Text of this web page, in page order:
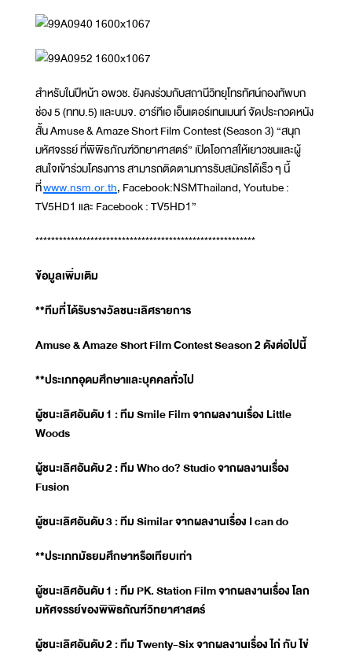
สำหรับในปีหน้า อพวช. ยังคงร่วมกับสถานีวิทยุโทรทัศน์กองทัพบก
ช่อง 5 (ททบ.5) และบมจ. อาร์ทีเอ เอ็นเตอร์เทนเมนท์ จัดประกวดหนัง
สั้น Amuse & Amaze Short Film Contest (Season 3) “สนุก
มหัศจรรย์ ที่พิพิธภัณฑ์วิทยาศาสตร์” เปิดโอกาสให้เยาวชนและผู้
สนใจเข้าร่วมโครงการ สามารถติดตามการรับสมัครได้เร็ว ๆ นี้
ที่www.nsm.or.th, Facebook:NSMThailand, Youtube :
TV5HD1 และ Facebook : TV5HD1”
********************************************************
ข้อมูลเพิ่มเติม
**ทีมที่ได้รับรางวัลชนะเลิศรายการ
Amuse & Amaze Short Film Contest Season 2 ดังต่อไปนี้
**ประเภทอุดมศึกษาและบุคคลทั่วไป
ผู้ชนะเลิศอันดับ1 : ทีม Smile Film จากผลงานเรื่อง Little
Woods
ผู้ชนะเลิศอันดับ2 : ทีม Who do? Studio จากผลงานเรื่อง
Fusion
ผู้ชนะเลิศอันดับ3 : ทีม Similar จากผลงานเรื่อง I can do
**ประเภทมัธยมศึกษาหรือเทียบเท่า
ผู้ชนะเลิศอันดับ1 : ทีม PK. Station Film จากผลงานเรื่อง โลก
มหัศจรรย์ของพิพิธภัณฑ์วิทยาศาสตร์
ผู้ชนะเลิศอันดับ2 : ทีม Twenty-Six จากผลงานเรื่อง ไก่ กับ ไข่